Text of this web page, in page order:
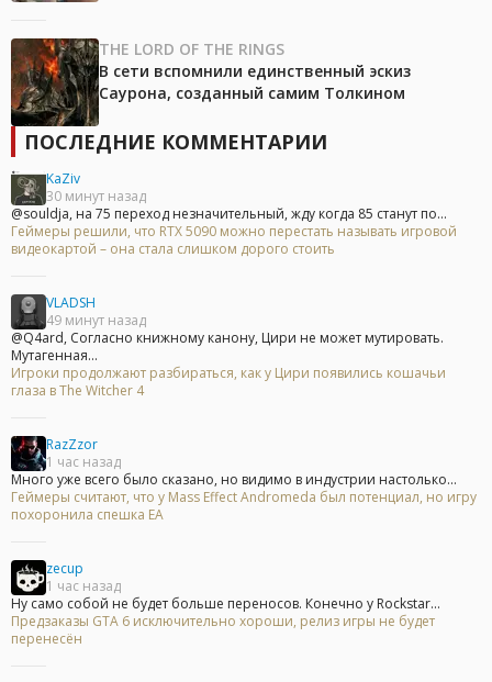
THE LORD OF THE RINGS
В сети вспомнили единственный эскиз
Саурона, созданный самим Толкином
ПОСЛЕДНИЕ КОММЕНТАРИИ
KaZiv
30 минут назад
@souldja, на 75 переход незначительный, жду когда 85 станут по...
Геймеры решили, что RTX 5090 можно перестать называть игровой
видеокартой – она стала слишком дорого стоить
VLADSH
49 минут назад
@Q4ard, Согласно книжному канону, Цири не может мутировать.
Мутагенная...
Игроки продолжают разбираться, как у Цири появились кошачьи
глаза в The Witcher 4
RazZzor
1 час назад
Много уже всего было сказано, но видимо в индустрии настолько...
Геймеры считают, что у Mass Effect Andromeda был потенциал, но игру
похоронила спешка EA
zecup
1 час назад
Ну само собой не будет больше переносов. Конечно у Rockstar...
Предзаказы GTA 6 исключительно хороши, релиз игры не будет
перенесён